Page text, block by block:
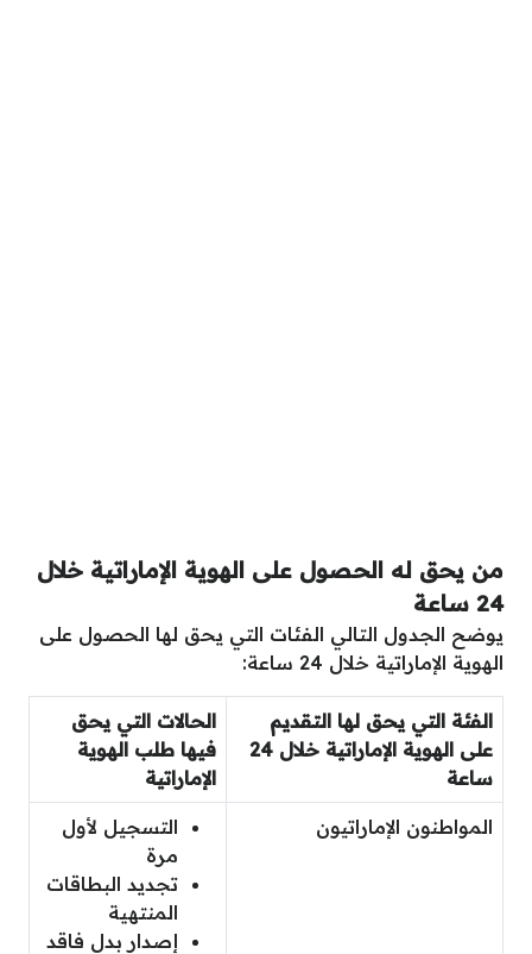
من يحق له الحصول على الهوية الإماراتية خلال
24 ساعة
يوضح الجدول التالي الفئات التي يحق لها الحصول على
الهوية الإماراتية خلال 24 ساعة:
الفئة التي يحق لها التقديم
على الهوية الإماراتية خلال 24
ساعة
الحالات التي يحق
فيها طلب الهوية
الإماراتية
المواطنون الإماراتيون
التسجيل لأول
مرة
تجديد البطاقات
المنتهية
إصدار بدل فاقد